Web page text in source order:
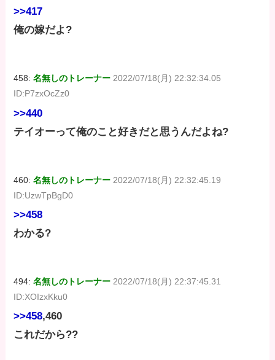
>>417
俺の嫁だよ?
458:名無しのトレーナー 2022/07/18(月) 22:32:34.05
ID:P7zxOcZz0
>>440
テイオーって俺のこと好きだと思うんだよね?
460:名無しのトレーナー 2022/07/18(月) 22:32:45.19
ID:UzwTpBgD0
>>458
わかる?
494:名無しのトレーナー 2022/07/18(月) 22:37:45.31
ID:XOIzxKku0
>>458,460
これだから??